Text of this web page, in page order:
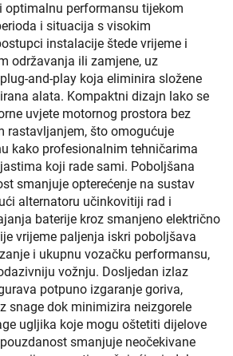
optimalnu performansu tijekom
i situacija s visokim
instalacije štede vrijeme i
održavanja ili zamjene, uz
and-play koja eliminira složene
alata. Kompaktni dizajn lako se
uvjete motornog prostora bez
rastavljanjem, što omogućuje
kako profesionalnim tehničarima
koji rade sami. Poboljšana
smanjuje opterećenje na sustav
alternatoru učinkovitiji rad i
baterije kroz smanjeno električno
vrijeme paljenja iskri poboljšava
i ukupnu vozačku performansu,
vožnju. Dosljedan izlaz
potpuno izgaranje goriva,
snage dok minimizira neizgorele
ugljika koje mogu oštetiti dijelove
smanjuje neočekivane